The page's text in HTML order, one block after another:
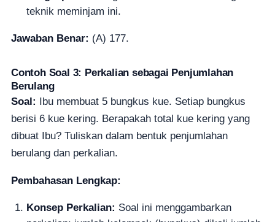
teknik meminjam ini.
Jawaban Benar: (A) 177.
Contoh Soal 3: Perkalian sebagai Penjumlahan
Berulang
Soal:
Ibu membuat 5 bungkus kue. Setiap bungkus
berisi 6 kue kering. Berapakah total kue kering yang
dibuat Ibu? Tuliskan dalam bentuk penjumlahan
berulang dan perkalian.
Pembahasan Lengkap:
Konsep Perkalian: Soal ini menggambarkan